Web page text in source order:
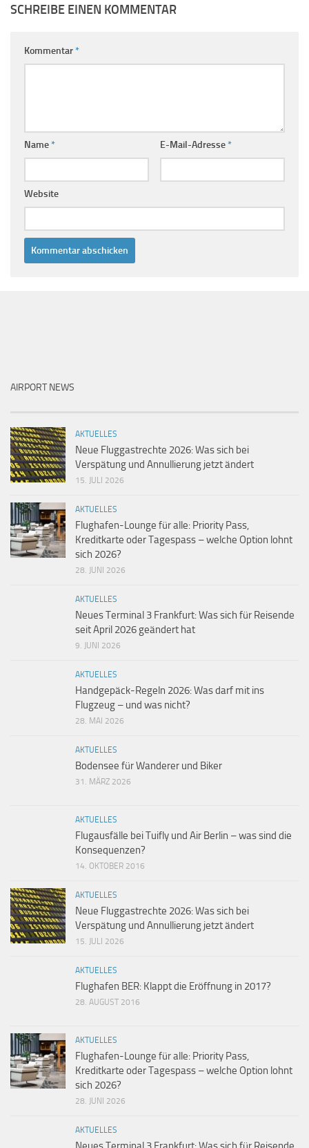
SCHREIBE EINEN KOMMENTAR
Kommentar*
Name* E-Mail-Adresse*
Website
AIRPORT NEWS
AKTUELLES
Neue Fluggastrechte 2026: Was sich bei
Verspätung und Annullierung jetzt ändert
15. JULI 2026
AKTUELLES
Flughafen-Lounge für alle: Priority Pass,
Kreditkarte oder Tagespass – welche Option lohnt
sich 2026?
28. JUNI 2026
AKTUELLES
Neues Terminal 3 Frankfurt: Was sich für Reisende
seit April 2026 geändert hat
9. JUNI 2026
AKTUELLES
Handgepäck-Regeln 2026: Was darf mit ins
Flugzeug – und was nicht?
28. MAI 2026
AKTUELLES
Bodensee für Wanderer und Biker
31. MÄRZ 2026
AKTUELLES
Flugausfälle bei Tuifly und Air Berlin – was sind die
Konsequenzen?
14. OKTOBER 2016
AKTUELLES
Neue Fluggastrechte 2026: Was sich bei
Verspätung und Annullierung jetzt ändert
15. JULI 2026
AKTUELLES
Flughafen BER: Klappt die Eröffnung in 2017?
28. AUGUST 2016
AKTUELLES
Flughafen-Lounge für alle: Priority Pass,
Kreditkarte oder Tagespass – welche Option lohnt
sich 2026?
28. JUNI 2026
AKTUELLES